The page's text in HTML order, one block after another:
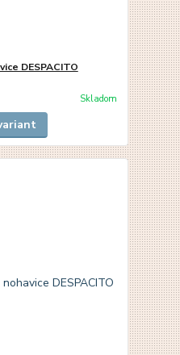
DESPACITO
Skladom